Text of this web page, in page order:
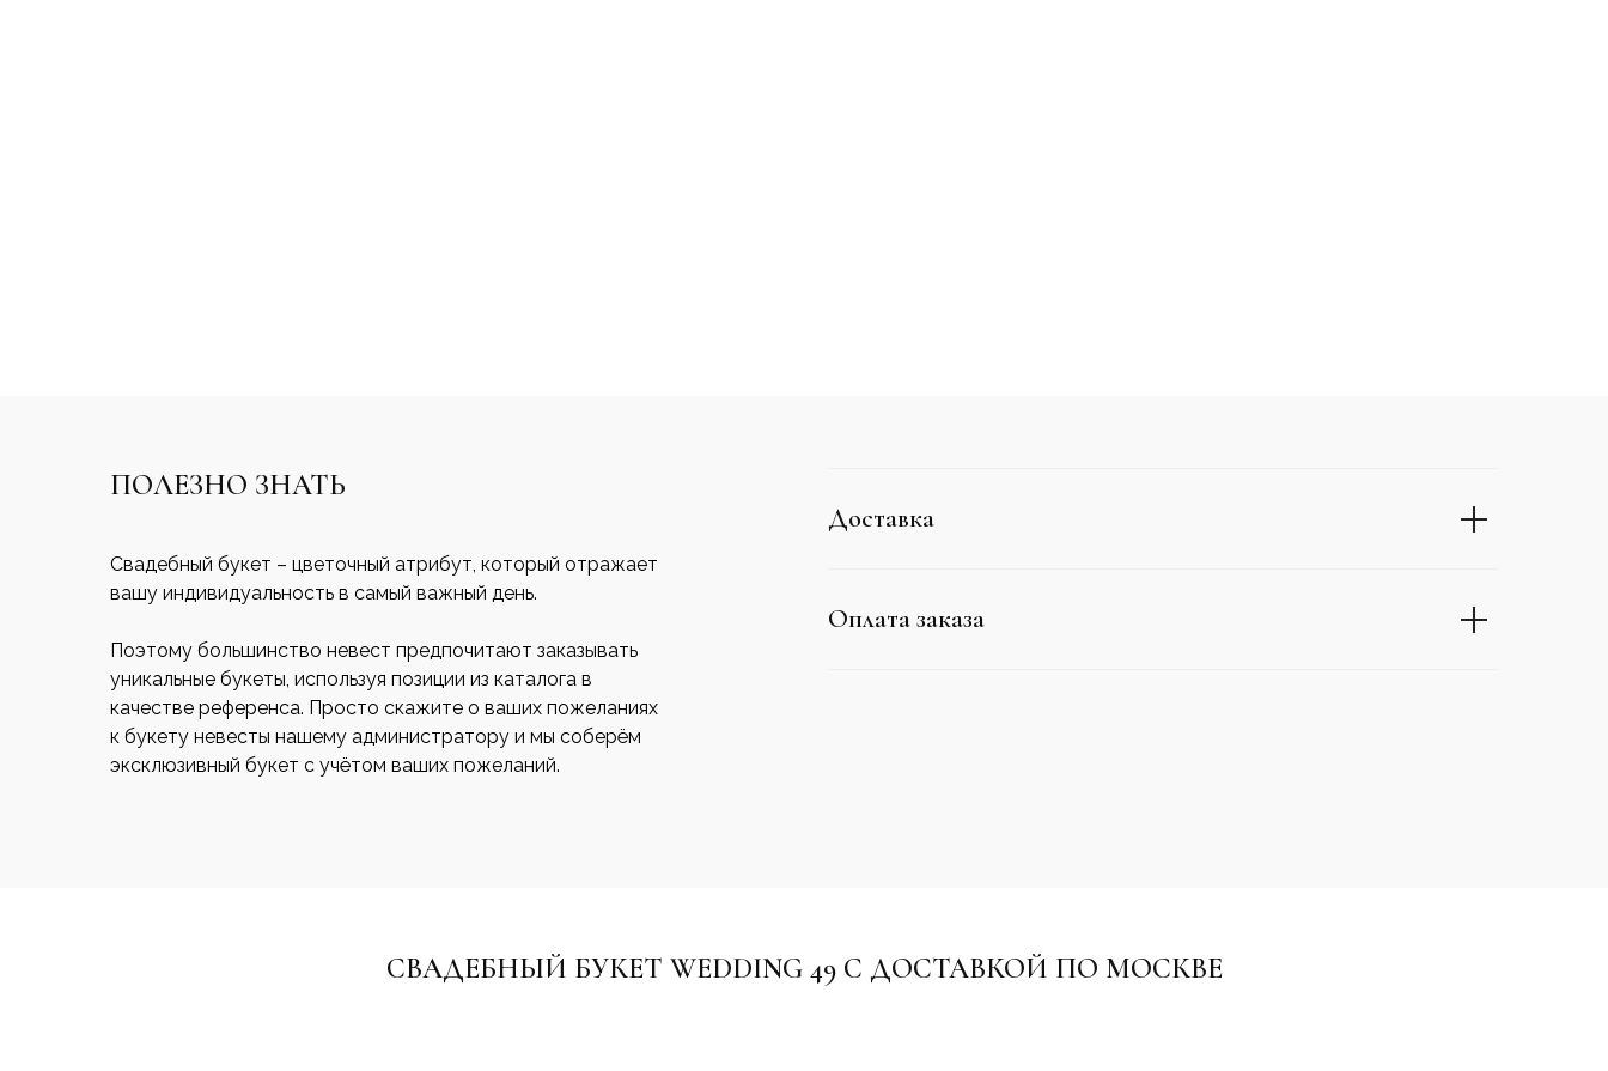
ПОЛЕЗНО ЗНАТЬ
Свадебный букет – цветочный атрибут, который отражает
вашу индивидуальность в самый важный день.
Поэтому большинство невест предпочитают заказывать
уникальные букеты, используя позиции из каталога в
качестве референса. Просто скажите о ваших пожеланиях
к букету невесты нашему администратору и мы соберём
эксклюзивный букет с учётом ваших пожеланий.
Доставка
Оплата заказа
СВАДЕБНЫЙ БУКЕТ WEDDING 49 С ДОСТАВКОЙ ПО МОСКВЕ